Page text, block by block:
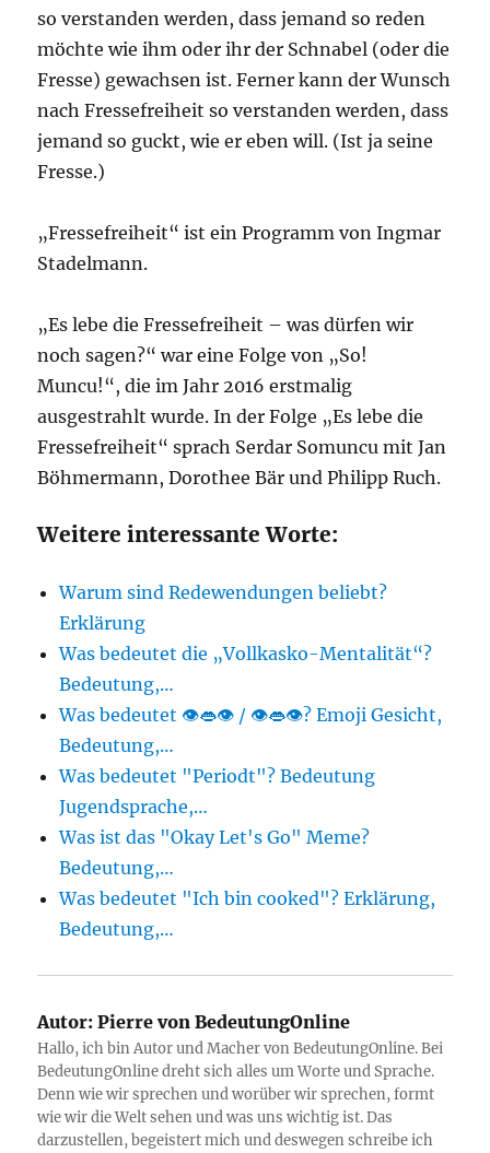
so verstanden werden, dass jemand so reden
möchte wie ihm oder ihr der Schnabel (oder die
Fresse) gewachsen ist. Ferner kann der Wunsch
nach Fressefreiheit so verstanden werden, dass
jemand so guckt, wie er eben will. (Ist ja seine
Fresse.)
„Fressefreiheit“ ist ein Programm von Ingmar
Stadelmann.
„Es lebe die Fressefreiheit – was dürfen wir
noch sagen?“ war eine Folge von „So!
Muncu!“, die im Jahr 2016 erstmalig
ausgestrahlt wurde. In der Folge „Es lebe die
Fressefreiheit“ sprach Serdar Somuncu mit Jan
Böhmermann, Dorothee Bär und Philipp Ruch.
Weitere interessante Worte:
Warum sind Redewendungen beliebt?
Erklärung
Was bedeutet die „Vollkasko-Mentalität“?
Bedeutung,…
Was bedeutet 👁👄👁 / 👁️👄👁️? Emoji Gesicht,
Bedeutung,…
Was bedeutet "Periodt"? Bedeutung
Jugendsprache,…
Was ist das "Okay Let's Go" Meme?
Bedeutung,…
Was bedeutet "Ich bin cooked"? Erklärung,
Bedeutung,…
Autor: Pierre von BedeutungOnline
Hallo, ich bin Autor und Macher von BedeutungOnline. Bei
BedeutungOnline dreht sich alles um Worte und Sprache.
Denn wie wir sprechen und worüber wir sprechen, formt
wie wir die Welt sehen und was uns wichtig ist. Das
darzustellen, begeistert mich und deswegen schreibe ich